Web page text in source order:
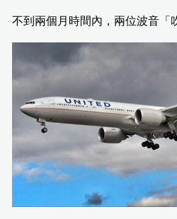
不到兩個月時間內，兩位波音「